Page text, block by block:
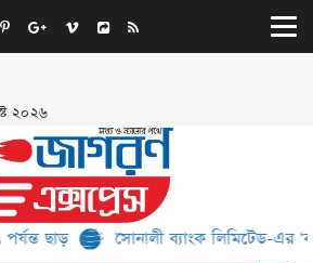
২০২৬
সোনালী ব্যাংক লিমিটেড-এর ‘কৃষক কার্ড’